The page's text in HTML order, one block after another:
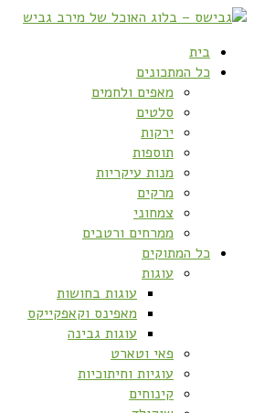
בית
כל המתכונים
מאפים ולחמים
סלטים
ירקות
תוספות
מנות עיקריות
מרקים
צמחוני
ממרחים ורטבים
כל המתוקים
עוגות
עוגות בחושות
מאפינס וקאפקייקס
עוגות גבינה
פאי וטארט
עוגיות וחיתוכיות
קינוחים